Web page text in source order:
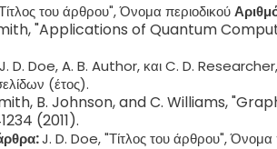
του άρθρου", Όνομα περιοδικού
"Applications of Quantum
J. D. Doe, A. B. Author, και C. D.
(έτος).
B. Johnson, and C. Williams,
(2011).
J. D. Doe, "Τίτλος του άρθρου", Όνομα